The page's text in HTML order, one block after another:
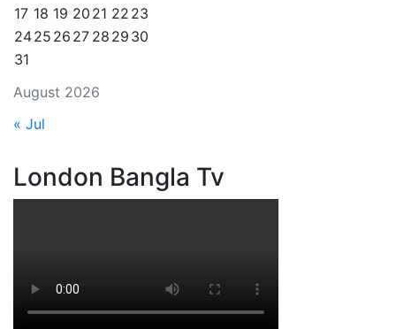
August 2026
17 18 19 20 21 22 23
2425 26 27 28 29 30
31
« Jul
London Bangla Tv